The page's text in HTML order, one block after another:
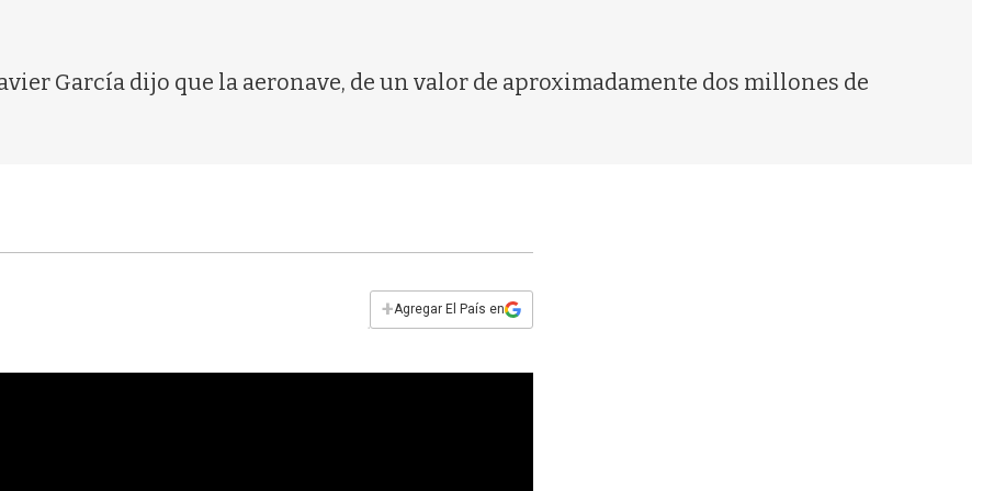
García dijo que la aeronave, de un valor de aproximadamente dos millones de
+Agregar El País en